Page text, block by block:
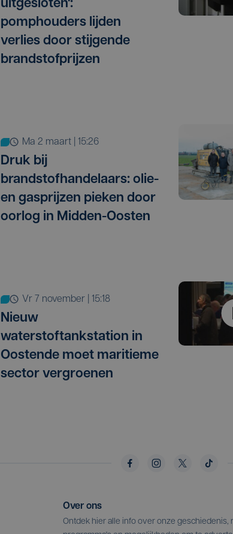
uitgesloten':
pomphouders lijden
verlies door stijgende
brandstofprijzen
ma 2 maart | 15:26
Druk bij
brandstofhandelaars: olie-
en gasprijzen pieken door
oorlog in Midden-Oosten
vr 7 november | 15:18
Nieuw
waterstoftankstation in
Oostende moet maritieme
sector vergroenen
Over ons
Ontdek hier alle info over onze geschiedenis,